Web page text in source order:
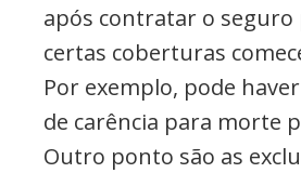
após contratar o seguro
certas coberturas
Por exemplo, pode
de carência para morte
Outro ponto são as